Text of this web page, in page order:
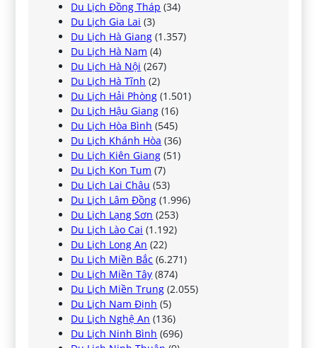
Du Lịch Đồng Tháp (34)
Du Lịch Gia Lai (3)
Du Lịch Hà Giang (1.357)
Du Lịch Hà Nam (4)
Du Lịch Hà Nội (267)
Du Lịch Hà Tĩnh (2)
Du Lịch Hải Phòng (1.501)
Du Lịch Hậu Giang (16)
Du Lịch Hòa Bình (545)
Du Lịch Khánh Hòa (36)
Du Lịch Kiên Giang (51)
Du Lịch Kon Tum (7)
Du Lịch Lai Châu (53)
Du Lịch Lâm Đồng (1.996)
Du Lịch Lạng Sơn (253)
Du Lịch Lào Cai (1.192)
Du Lịch Long An (22)
Du Lịch Miền Bắc (6.271)
Du Lịch Miền Tây (874)
Du Lịch Miền Trung (2.055)
Du Lịch Nam Định (5)
Du Lịch Nghệ An (136)
Du Lịch Ninh Bình (696)